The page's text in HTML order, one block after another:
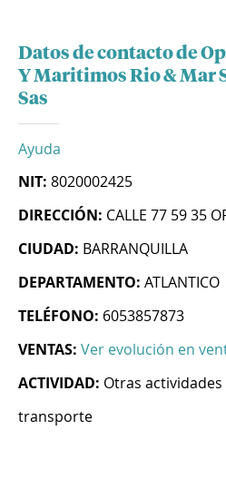
Datos de contacto de
Y Maritimos Rio & Mar
Sas
Ayuda
NIT: 8020002425
DIRECCIÓN: CALLE 77 59 35
CIUDAD: BARRANQUILLA
DEPARTAMENTO: ATLANTICO
TELÉFONO: 6053857873
VENTAS: Ver evolución en
ACTIVIDAD: Otras
transporte